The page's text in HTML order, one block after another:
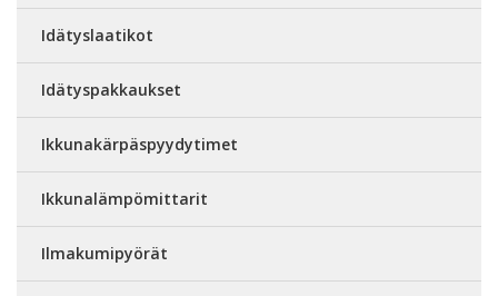
Idätyslaatikot
Idätyspakkaukset
Ikkunakärpäspyydytimet
Ikkunalämpömittarit
Ilmakumipyörät